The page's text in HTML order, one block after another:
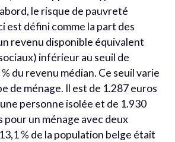
le risque de pauvreté
est défini comme la part des
revenu disponible équivalent
inférieur au seuil de
du revenu médian. Ce seuil varie
de ménage. Il est de 1.287 euros
personne isolée et de 1.930
pour un ménage avec deux
% de la population belge était